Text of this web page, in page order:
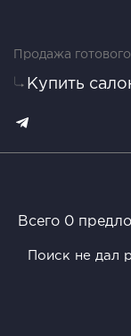
Продажа
Купить
Всего 0
Поиск не дал